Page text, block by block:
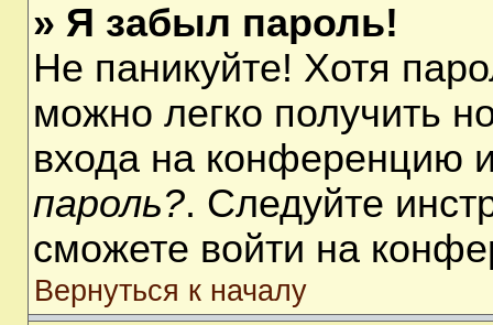
» Я забыл пароль!
Не паникуйте! Хотя
можно легко получить
входа на конференцию
пароль?. Следуйте
сможете войти на
Вернуться к началу